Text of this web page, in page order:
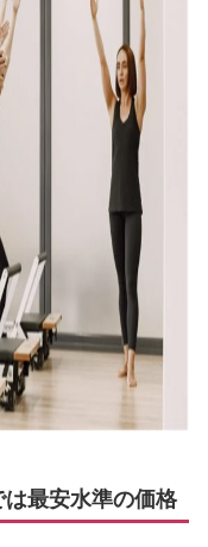
最安水準の価格